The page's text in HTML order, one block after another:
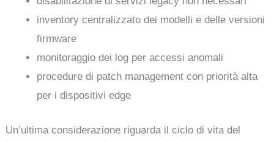
inventory centralizzato dei modelli e delle versioni
firmware
monitoraggio dei log per accessi anomali
procedure di patch management con priorità alta
per i dispositivi edge
Un’ultima considerazione riguarda il ciclo di vita del